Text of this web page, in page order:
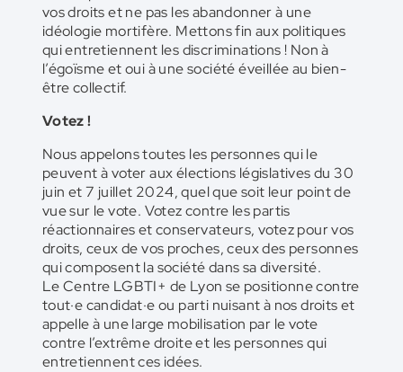
vos droits et ne pas les abandonner à une
idéologie mortifère. Mettons fin aux politiques
qui entretiennent les discriminations ! Non à
l’égoïsme et oui à une société éveillée au bien-
être collectif.
Votez !
Nous appelons toutes les personnes qui le
peuvent à voter aux élections législatives du 30
juin et 7 juillet 2024, quel que soit leur point de
vue sur le vote. Votez contre les partis
réactionnaires et conservateurs, votez pour vos
droits, ceux de vos proches, ceux des personnes
qui composent la société dans sa diversité.
Le Centre LGBTI+ de Lyon se positionne contre
tout·e candidat·e ou parti nuisant à nos droits et
appelle à une large mobilisation par le vote
contre l’extrême droite et les personnes qui
entretiennent ces idées.